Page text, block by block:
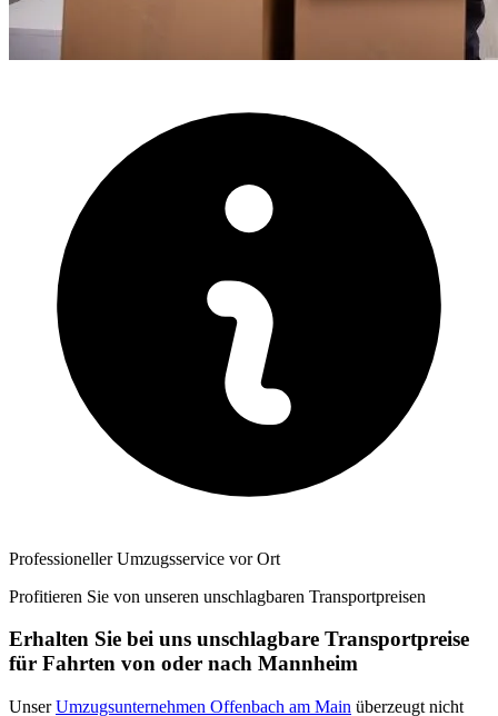
Professioneller Umzugsservice vor Ort
Profitieren Sie von unseren unschlagbaren Transportpreisen
Erhalten Sie bei uns unschlagbare Transportpreise
für Fahrten von oder nach Mannheim
UnserUmzugsunternehmen Offenbach am Main überzeugt nicht